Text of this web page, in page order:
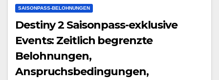
SAISONPASS-BELOHNUNGEN
Destiny 2 Saisonpass-exklusive
Events: Zeitlich begrenzte
Belohnungen,
Anspruchsbedingungen,